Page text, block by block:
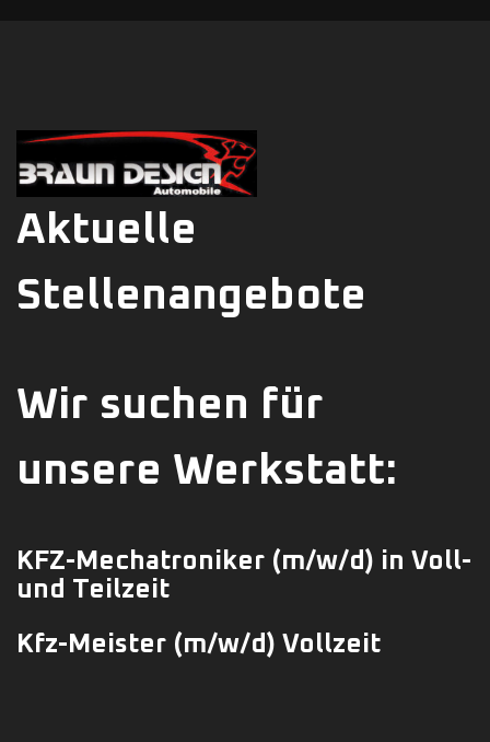
Aktuelle
Stellenangebote
Wir suchen für
unsere Werkstatt:
KFZ-Mechatroniker (m/w/d) in Voll-
und Teilzeit
Kfz-Meister (m/w/d) Vollzeit